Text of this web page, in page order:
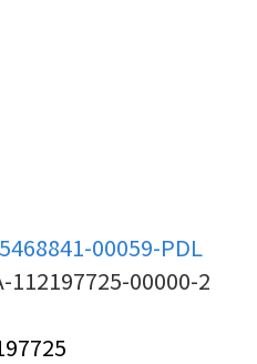
00059-PDL
112197725-00000-2